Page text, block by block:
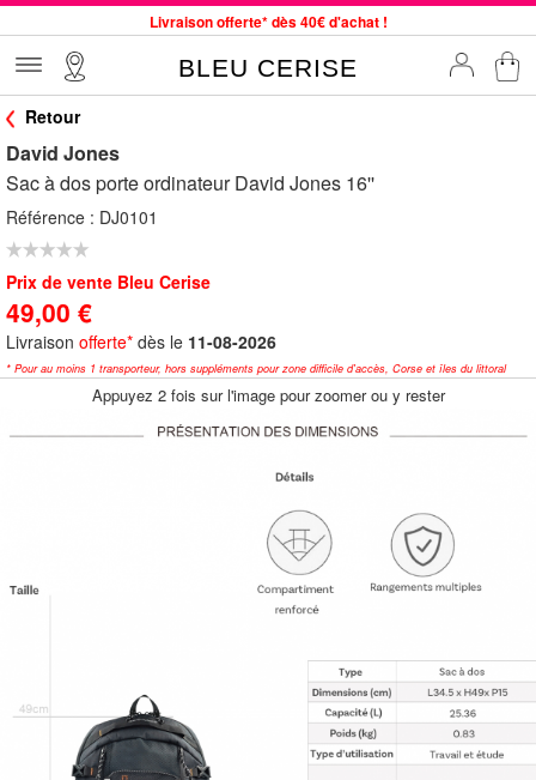
Livraison offerte* dès 40€ d'achat !
Commande avant 12h expédiée le jour même, du lundi au vendredi
Jusqu'à -75% sur le site du 29/07 au 27/08
Samsonite, Delsey, American Tourister, Little Marcel à Prix Bas
BLEU CERISE
Retour
David Jones
Sac à dos porte ordinateur David Jones 16''
Référence : DJ0101
Prix de vente Bleu Cerise
49,00 €
Livraison offerte* dès le 11-08-2026
* Pour au moins 1 transporteur, hors suppléments pour zone difficile d'accès, Corse et îles du littoral
Appuyez 2 fois sur l'image pour zoomer ou y rester